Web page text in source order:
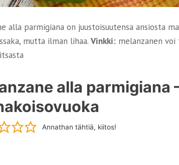
alla parmigiana on juustoisuutensa ansiosta
mutta ilman lihaa. Vinkki: melanzanen voi
alla parmigiana
Annathan tähtiä, kiitos!